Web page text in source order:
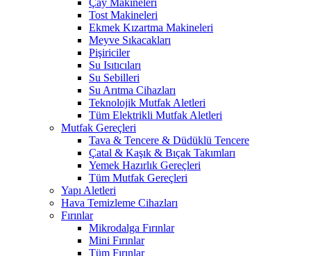
Çay Makineleri
Tost Makineleri
Ekmek Kızartma Makineleri
Meyve Sıkacakları
Pişiriciler
Su Isıtıcıları
Su Sebilleri
Su Arıtma Cihazları
Teknolojik Mutfak Aletleri
Tüm Elektrikli Mutfak Aletleri
Mutfak Gereçleri
Tava & Tencere & Düdüklü Tencere
Çatal & Kaşık & Bıçak Takımları
Yemek Hazırlık Gereçleri
Tüm Mutfak Gereçleri
Yapı Aletleri
Hava Temizleme Cihazları
Fırınlar
Mikrodalga Fırınlar
Mini Fırınlar
Tüm Fırınlar